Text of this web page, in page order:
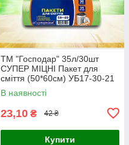
ТМ "Господар" 35л/30шт
СУПЕР МІЦНІ Пакет для
сміття (50*60см) УБ17-30-21
В наявності
23,10 ₴ 42 ₴
Купити